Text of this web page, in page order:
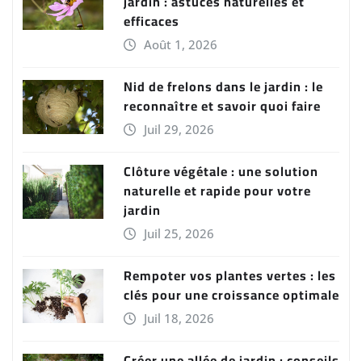
efficaces
Août 1, 2026
Nid de frelons dans le jardin : le
reconnaître et savoir quoi faire
Juil 29, 2026
Clôture végétale : une solution
naturelle et rapide pour votre
jardin
Juil 25, 2026
Rempoter vos plantes vertes : les
clés pour une croissance optimale
Juil 18, 2026